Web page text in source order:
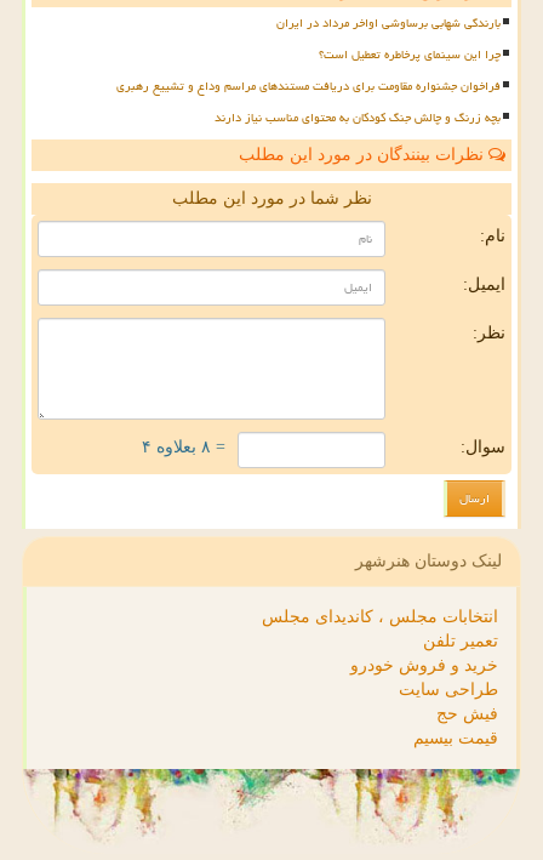
بارندگی شهابی برساوشی اواخر مرداد در ایران
چرا این سینمای پرخاطره تعطیل است؟
فراخوان جشنواره مقاومت برای دریافت مستندهای مراسم وداع و تشییع رهبری
بچه زرنگ و چالش جنگ کودکان به محتوای مناسب نیاز دارند
نظرات بینندگان در مورد این مطلب
نظر شما در مورد این مطلب
نام:
ایمیل:
نظر:
سوال: = ۸ بعلاوه ۴
لینک دوستان هنرشهر
انتخابات مجلس ، کاندیدای مجلس
تعمیر تلفن
خرید و فروش خودرو
طراحی سایت
فیش حج
قیمت بیسیم